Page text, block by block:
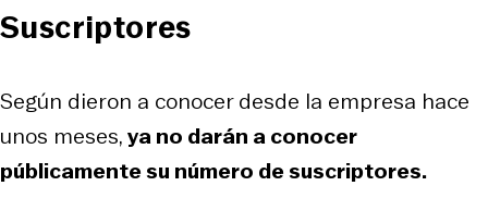
Suscriptores
Según dieron a conocer desde la empresa hace
unos meses,ya no darán a conocer
públicamente su número de suscriptores.